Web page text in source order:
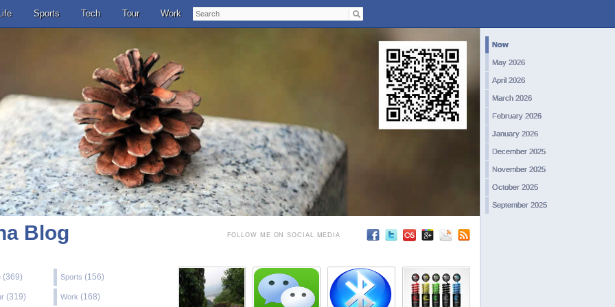
Sports Tech Tour Work
Now
May 2026
April 2026
March 2026
February 2026
January 2026
December 2025
November 2025
October 2025
September 2025
Search
Blog
(369) Sports (156)
(319) Work (168)
FOLLOW ME ON SOCIAL MEDIA